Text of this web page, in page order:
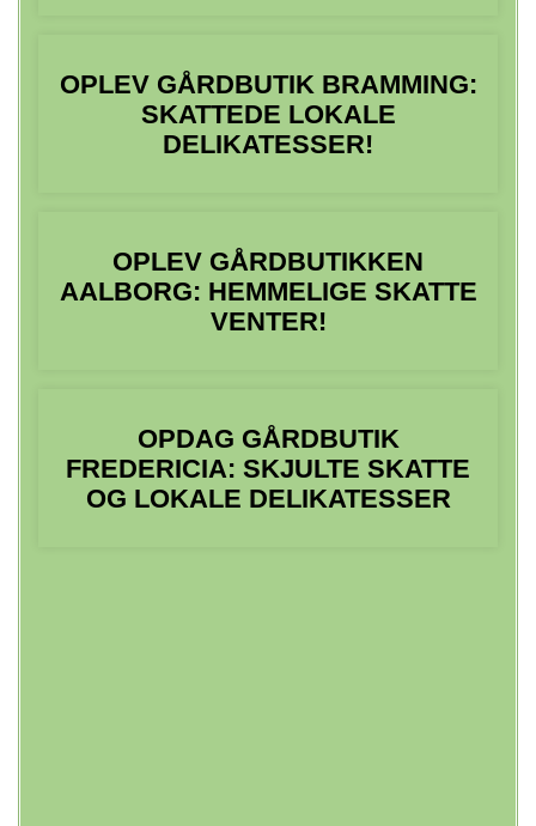
OPLEV GÅRDBUTIK BRAMMING:
SKATTEDE LOKALE
DELIKATESSER!
OPLEV GÅRDBUTIKKEN
AALBORG: HEMMELIGE SKATTE
VENTER!
OPDAG GÅRDBUTIK
FREDERICIA: SKJULTE SKATTE
OG LOKALE DELIKATESSER